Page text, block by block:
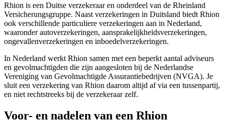
Rhion is een Duitse verzekeraar en onderdeel van de Rheinland
Versicherungsgruppe. Naast verzekeringen in Duitsland biedt Rhion
ook verschillende particuliere verzekeringen aan in Nederland,
waaronder autoverzekeringen, aansprakelijkheidsverzekeringen,
ongevallenverzekeringen en inboedelverzekeringen.
In Nederland werkt Rhion samen met een beperkt aantal adviseurs
en gevolmachtigden die zijn aangesloten bij de Nederlandse
Vereniging van Gevolmachtigde Assurantiebedrijven (NVGA). Je
sluit een verzekering van Rhion daarom altijd af via een tussenpartij,
en niet rechtstreeks bij de verzekeraar zelf.
Voor- en nadelen van een Rhion